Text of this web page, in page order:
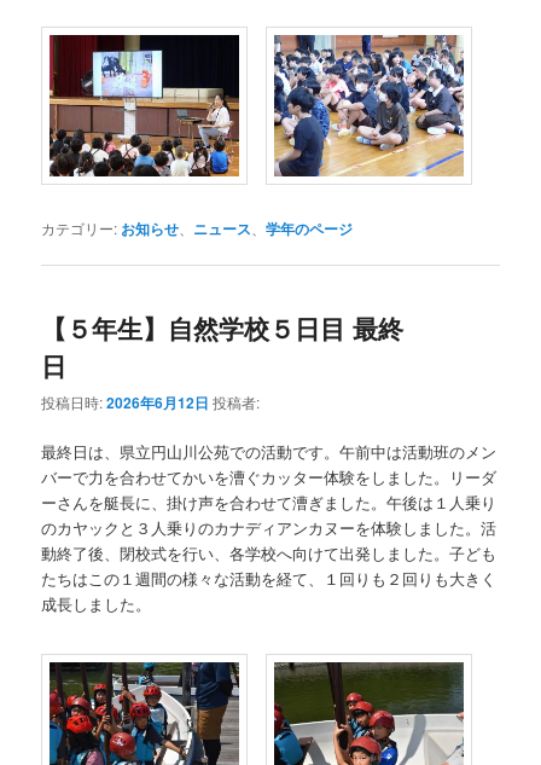
カテゴリー: お知らせ ニュース 、学年のページ
【５年生】自然学校５日目 最終
日
投稿日時:2026年6月12日 投稿者:
最終日は、県立円山川公苑での活動です。午前中は活動班のメン
バーで力を合わせてかいを漕ぐカッター体験をしました。リーダ
ーさんを艇長に、掛け声を合わせて漕ぎました。午後は１人乗り
のカヤックと３人乗りのカナディアンカヌーを体験しました。活
動終了後、閉校式を行い、各学校へ向けて出発しました。子ども
たちはこの１週間の様々な活動を経て、１回りも２回りも大きく
成長しました。